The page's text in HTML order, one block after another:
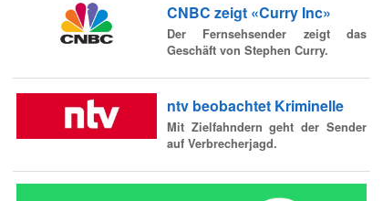
CNBC zeigt «Curry Inc»
Der Fernsehsender zeigt das
Geschäft von Stephen Curry.
ntv beobachtet Kriminelle
Mit Zielfahndern geht der Sender
auf Verbrecherjagd.